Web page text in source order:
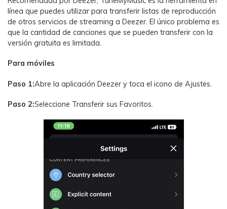
línea que puedes utilizar para transferir listas de reproducción
de otros servicios de streaming a Deezer. El único problema es
que la cantidad de canciones que se pueden transferir con la
versión gratuita es limitada.
Para móviles
Paso 1:Abre la aplicación Deezer y toca el icono de Ajustes.
Paso 2:Seleccione Transferir sus Favoritos.